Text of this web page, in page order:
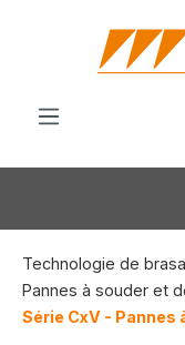
principal
Technologie de
Pannes à souder et
Série CxV - Pannes